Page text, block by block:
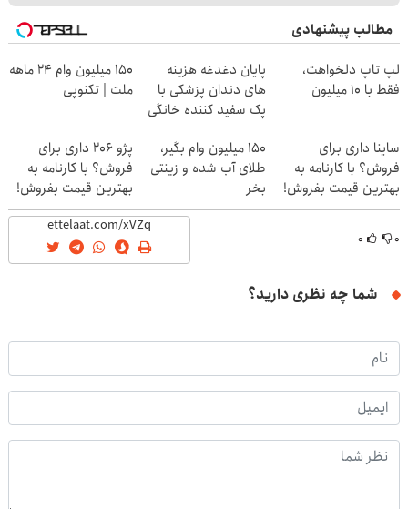
مطالب پیشنهادی
لپ تاپ دلخواهت،
فقط با 10 میلیون
پایان دغدغه هزینه
های دندان پزشکی با
پک سفید کننده خانگی
150 میلیون وام 24 ماهه
ملت | تکنوپی
ساینا داری برای
فروش؟ با کارنامه به
بهترین قیمت بفروش!
150 میلیون وام بگیر،
طلای آب شده و زینتی
بخر
پژو 206 داری برای
فروش؟ با کارنامه به
بهترین قیمت بفروش!
۰ ۰
شما چه نظری دارید؟